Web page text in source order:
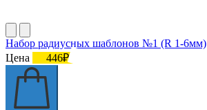
Набор радиусных шаблонов №1 (R 1-6мм)
Цена
446₽